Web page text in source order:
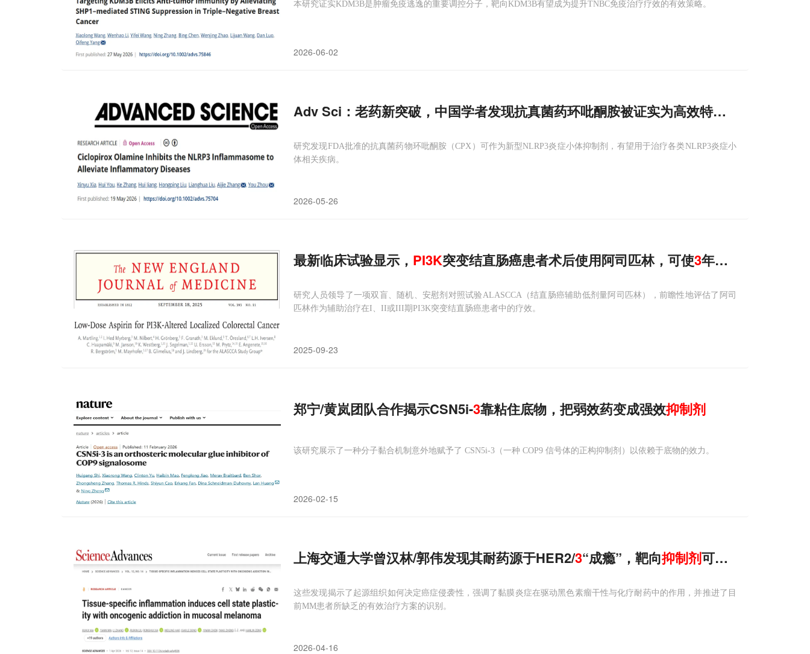
本研究证实KDM3B是肿瘤免疫逃逸的重要调控分子，靶向KDM3B有望成为提升TNBC免疫治疗疗效的有效策略。
2026-06-02
Adv Sci：老药新突破，中国学者发现抗真菌药环吡酮胺被证实为高效特异性NLRP
研究发现FDA批准的抗真菌药物环吡酮胺（CPX）可作为新型NLRP3炎症小体抑制剂，有望用于治疗各类NLRP3炎症小
体相关疾病。
2026-05-26
最新临床试验显示， PI3K突变结直肠癌患者术后使用阿司匹林，可使3年复发风险下降
研究人员领导了一项双盲、随机、安慰剂对照试验ALASCCA（结直肠癌辅助低剂量阿司匹林），前瞻性地评估了阿司
匹林作为辅助治疗在I、II或III期PI3K突变结直肠癌患者中的疗效。
2025-09-23
郑宁/黄岚团队合作揭示CSN5i-3靠粘住底物，把弱效药变成强效抑制剂
该研究展示了一种分子黏合机制意外地赋予了 CSN5i-3（一种 COP9 信号体的正构抑制剂）以依赖于底物的效力。
2026-02-15
上海交通大学曾汉林/郭伟发现其耐药源于HER2/3“成瘾”，靶向抑制剂可有效逆转
这些发现揭示了起源组织如何决定癌症侵袭性，强调了黏膜炎症在驱动黑色素瘤干性与化疗耐药中的作用，并推进了目
前MM患者所缺乏的有效治疗方案的识别。
2026-04-16